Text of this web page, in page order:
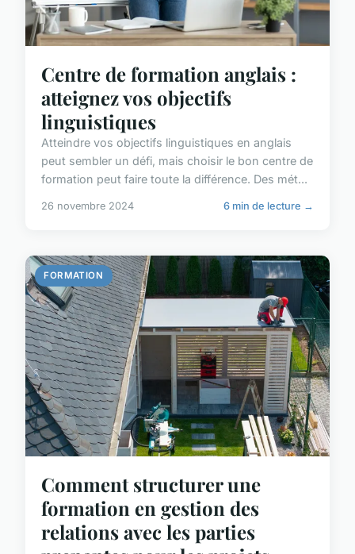
Centre de formation anglais :
atteignez vos objectifs
linguistiques
Atteindre vos objectifs linguistiques en anglais
peut sembler un défi, mais choisir le bon centre de
formation peut faire toute la différence. Des mét...
26 novembre 2024 6 min de lecture →
FORMATION
Comment structurer une
formation en gestion des
relations avec les parties